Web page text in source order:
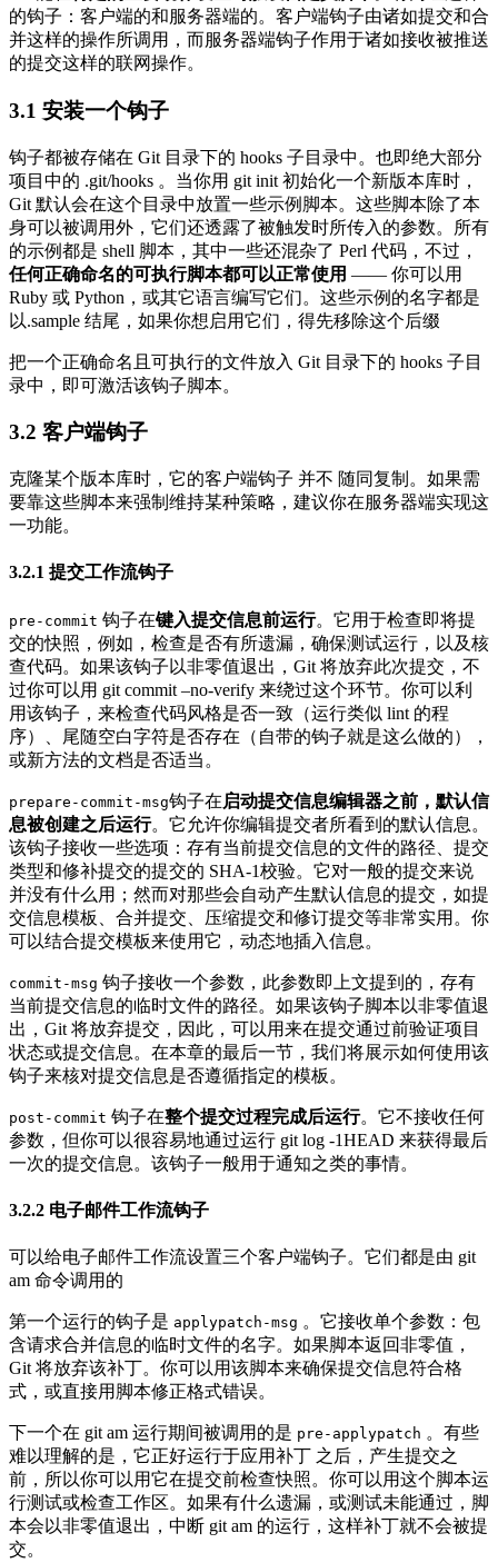
的钩子：客户端的和服务器端的。客户端钩子由诸如提交和合
并这样的操作所调用，而服务器端钩子作用于诸如接收被推送
的提交这样的联网操作。
3.1 安装一个钩子
钩子都被存储在 Git 目录下的 hooks 子目录中。也即绝大部分
项目中的 .git/hooks 。当你用 git init 初始化一个新版本库时，
Git 默认会在这个目录中放置一些示例脚本。这些脚本除了本
身可以被调用外，它们还透露了被触发时所传入的参数。所有
的示例都是 shell 脚本，其中一些还混杂了 Perl 代码，不过，
任何正确命名的可执行脚本都可以正常使用 —— 你可以用
Ruby 或 Python，或其它语言编写它们。这些示例的名字都是
以.sample 结尾，如果你想启用它们，得先移除这个后缀
把一个正确命名且可执行的文件放入 Git 目录下的 hooks 子目
录中，即可激活该钩子脚本。
3.2 客户端钩子
克隆某个版本库时，它的客户端钩子 并不 随同复制。如果需
要靠这些脚本来强制维持某种策略，建议你在服务器端实现这
一功能。
3.2.1 提交工作流钩子
pre-commit 钩子在键入提交信息前运行。它用于检查即将提
交的快照，例如，检查是否有所遗漏，确保测试运行，以及核
查代码。如果该钩子以非零值退出，Git 将放弃此次提交，不
过你可以用 git commit –no-verify 来绕过这个环节。你可以利
用该钩子，来检查代码风格是否一致（运行类似 lint 的程
序）、尾随空白字符是否存在（自带的钩子就是这么做的），
或新方法的文档是否适当。
prepare-commit-msg钩子在启动提交信息编辑器之前，默认信
息被创建之后运行。它允许你编辑提交者所看到的默认信息。
该钩子接收一些选项：存有当前提交信息的文件的路径、提交
类型和修补提交的提交的 SHA-1校验。它对一般的提交来说
并没有什么用；然而对那些会自动产生默认信息的提交，如提
交信息模板、合并提交、压缩提交和修订提交等非常实用。你
可以结合提交模板来使用它，动态地插入信息。
commit-msg 钩子接收一个参数，此参数即上文提到的，存有
当前提交信息的临时文件的路径。如果该钩子脚本以非零值退
出，Git 将放弃提交，因此，可以用来在提交通过前验证项目
状态或提交信息。在本章的最后一节，我们将展示如何使用该
钩子来核对提交信息是否遵循指定的模板。
post-commit 钩子在整个提交过程完成后运行。它不接收任何
参数，但你可以很容易地通过运行 git log -1HEAD 来获得最后
一次的提交信息。该钩子一般用于通知之类的事情。
3.2.2 电子邮件工作流钩子
可以给电子邮件工作流设置三个客户端钩子。它们都是由 git
am 命令调用的
第一个运行的钩子是 applypatch-msg 。它接收单个参数：包
含请求合并信息的临时文件的名字。如果脚本返回非零值，
Git 将放弃该补丁。你可以用该脚本来确保提交信息符合格
式，或直接用脚本修正格式错误。
下一个在 git am 运行期间被调用的是 pre-applypatch 。有些
难以理解的是，它正好运行于应用补丁 之后，产生提交之
前，所以你可以用它在提交前检查快照。你可以用这个脚本运
行测试或检查工作区。如果有什么遗漏，或测试未能通过，脚
本会以非零值退出，中断 git am 的运行，这样补丁就不会被提
交。